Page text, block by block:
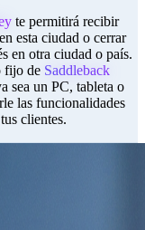
te permitirá recibir
esta ciudad o cerrar
en otra ciudad o país.
fijo de Saddleback
sea un PC, tableta o
las funcionalidades
clientes.